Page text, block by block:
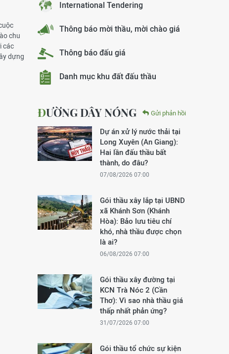
chu
các
dựng
International Tendering
Thông báo mời thầu, mời chào giá
Thông báo đấu giá
Danh mục khu đất đấu thầu
ĐƯỜNG DÂY NÓNG Gửi phản hồi
Dự án xử lý nước thải tại
Long Xuyên (An Giang):
Hai lần đấu thầu bất
thành, do đâu?
07/08/2026 07:00
Gói thầu xây lắp tại UBND
xã Khánh Sơn (Khánh
Hòa): Bảo lưu tiêu chí
khó, nhà thầu được chọn
là ai?
06/08/2026 07:00
Gói thầu xây đường tại
KCN Trà Nóc 2 (Cần
Thơ): Vì sao nhà thầu giá
thấp nhất phản ứng?
31/07/2026 07:00
Gói thầu tổ chức sự kiện